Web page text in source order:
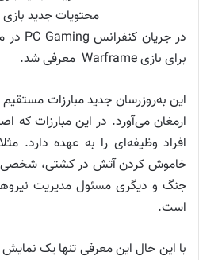
محتویات جدید بازی Warframe
برای بازی Warframe معرفی شد.
ارمغان می‌آورد. در این مبارزات که
افراد وظیفه‌ای را به عهده دارد.
خاموش کردن آتش در کشتی، شخصی
جنگ و دیگری مسئول مدیریت
است.
با این حال این معرفی تنها یک